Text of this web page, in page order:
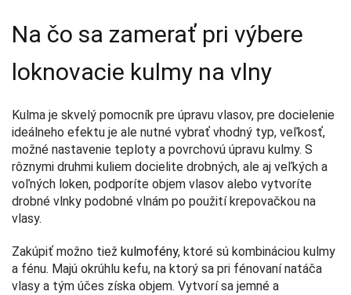
Na čo sa zamerať pri výbere
loknovacie kulmy na vlny
Kulma je skvelý pomocník pre úpravu vlasov, pre docielenie
ideálneho efektu je ale nutné vybrať vhodný typ, veľkosť,
možné nastavenie teploty a povrchovú úpravu kulmy. S
rôznymi druhmi kuliem docielite drobných, ale aj veľkých a
voľných loken, podporíte objem vlasov alebo vytvoríte
drobné vlnky podobné vlnám po použití krepovačkou na
vlasy.
Zakúpiť možno tiež kulmofény, ktoré sú kombináciou kulmy
a fénu. Majú okrúhlu kefu, na ktorý sa pri fénovaní natáča
vlasy a tým účes získa objem. Vytvorí sa jemné a